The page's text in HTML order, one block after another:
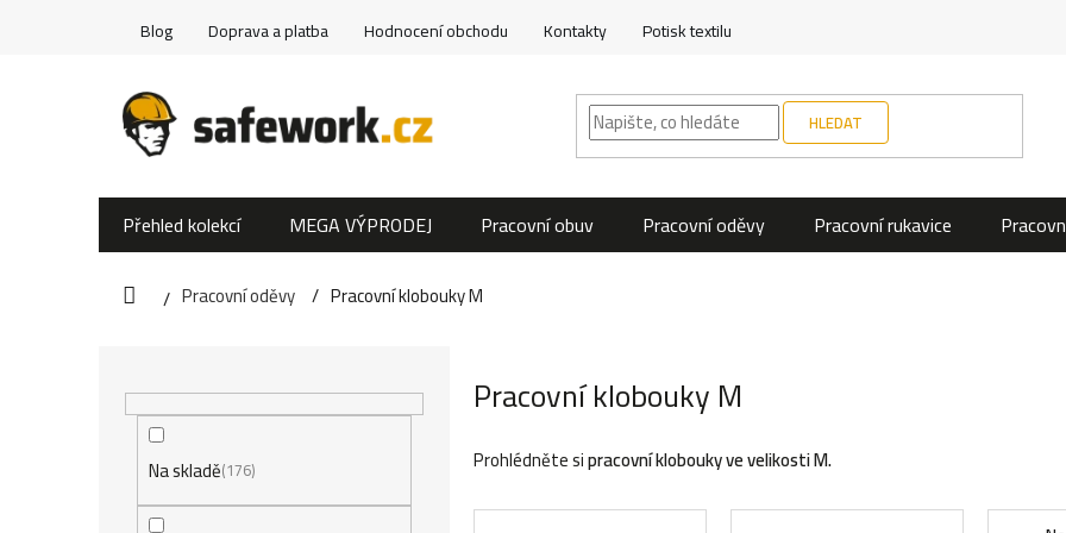
Blog Doprava a platba Hodnocení obchodu Kontakty Potisk textilu
HLEDAT
Přehled kolekcí MEGA VÝPRODEJ Pracovní obuv Pracovní oděvy Pracovní rukavice
DomůPracovní oděvy Pracovní klobouky M
Na skladě 176
Pracovní klobouky M
Prohlédněte sipracovní klobouky ve velikosti M.